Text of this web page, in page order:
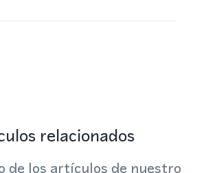
relacionados
de los artículos de nuestro